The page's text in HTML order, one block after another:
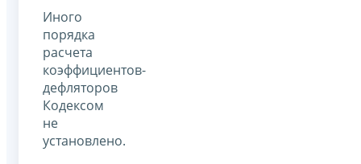
Иного
порядка
расчета
коэффициентов-
дефляторов
Кодексом
не
установлено.